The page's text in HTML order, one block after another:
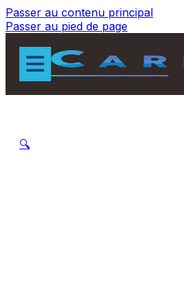
Passer au contenu principal
Passer au pied de page
🔍